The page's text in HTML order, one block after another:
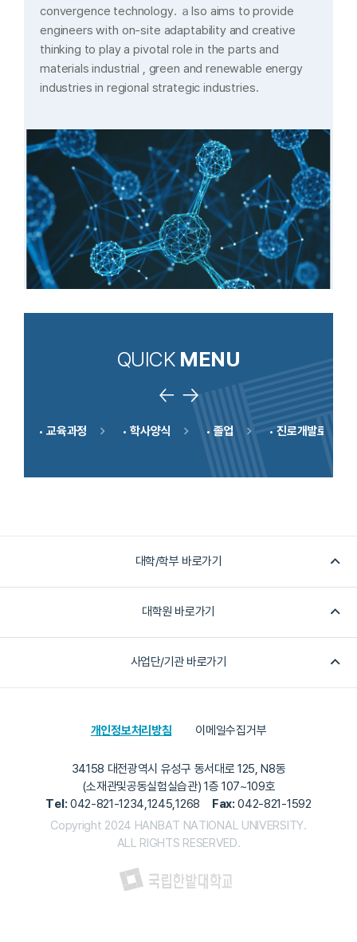
convergence technology. ａlso aims to provide
engineers with on-site adaptability and creative
thinking to play a pivotal role in the parts and
materials industrial , green and renewable energy
industries in regional strategic industries.
QUICK MENU
교육과정 학사양식 졸업 진로개발로드맵
대학/학부 바로가기
대학원 바로가기
사업단/기관 바로가기
개인정보처리방침 이메일수집거부
34158 대전광역시 유성구 동서대로 125, N8동
(소재관및공동실험실습관) 1층 107~109호
Tel: 042-821-1234,1245,1268 Fax: 042-821-1592
Copyright 2024 HANBAT NATIONAL UNIVERSITY.
ALL RIGHTS RESERVED.